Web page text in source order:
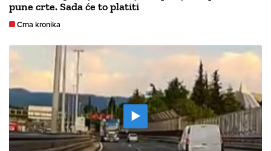
pune crte. Sada će to platiti
Crna kronika